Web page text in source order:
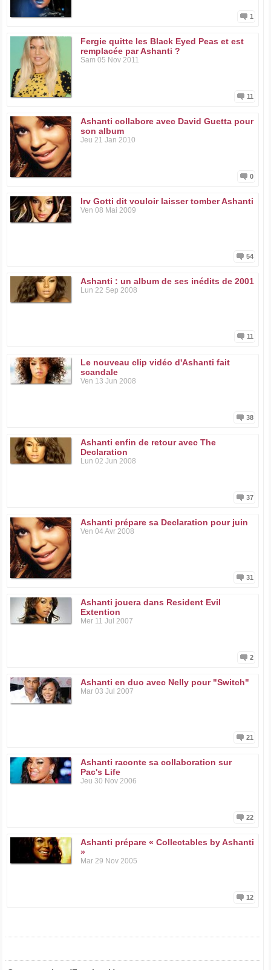
1
Fergie quitte les Black Eyed Peas et est
remplacée par Ashanti ?
Sam 05 Nov 2011
11
Ashanti collabore avec David Guetta pour
son album
Jeu 21 Jan 2010
0
Irv Gotti dit vouloir laisser tomber Ashanti
Ven 08 Mai 2009
54
Ashanti : un album de ses inédits de 2001
Lun 22 Sep 2008
11
Le nouveau clip vidéo d'Ashanti fait
scandale
Ven 13 Jun 2008
38
Ashanti enfin de retour avec The
Declaration
Lun 02 Jun 2008
37
Ashanti prépare sa Declaration pour juin
Ven 04 Avr 2008
31
Ashanti jouera dans Resident Evil
Extention
Mer 11 Jul 2007
2
Ashanti en duo avec Nelly pour "Switch"
Mar 03 Jul 2007
21
Ashanti raconte sa collaboration sur
Pac's Life
Jeu 30 Nov 2006
22
Ashanti prépare « Collectables by Ashanti
»
Mar 29 Nov 2005
12